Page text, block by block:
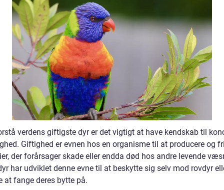
verdens giftigste dyr er det vigtigt at have kendskab til
Giftighed er evnen hos en organisme til at producere og
der forårsager skade eller endda død hos andre levende
har udviklet denne evne til at beskytte sig selv mod rovdyr
at fange deres bytte på.